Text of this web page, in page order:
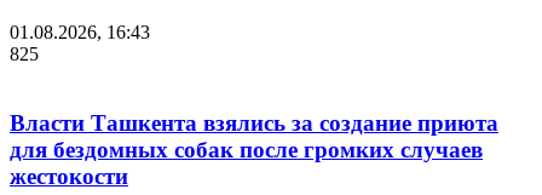
01.08.2026, 16:43
825
Власти Ташкента взялись за создание приюта
для бездомных собак после громких случаев
жестокости